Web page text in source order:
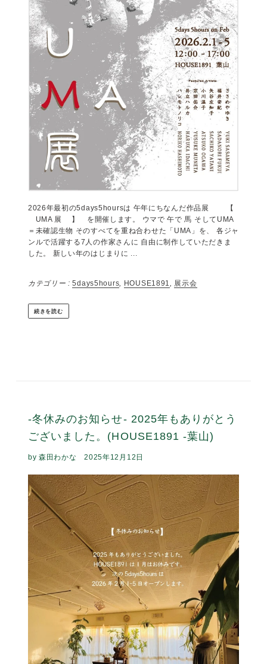
comfort（スースースー コンフォート） より、 この春...
カテゴリー : 5days5hours ,HOUSE1891,展示会
続きを読む
5days5hours 2月 【 UMA 展 】
(HOUSE1891 -葉山一色)
by 森田わかな 2026年1月15日
2026年最初の5days5hoursは 午年にちなんだ作品展 【
UMA 展 】 を開催します。 ウマで 午で 馬 そしてUMA
＝未確認生物 そのすべてを重ね合わせた「UMA」を、 各ジャ
ンルで活躍する7人の作家さんに 自由に制作していただきま
した。 新しい年のはじまりに ...